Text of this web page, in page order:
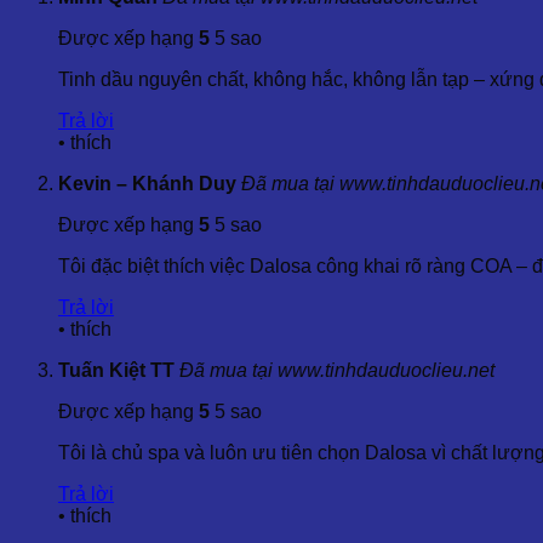
Caryophyllene
(8,24%)
Ledol (7,12%)
Tetracyclo
(5,18%)
Phytol(4,63%)
Các thành phần này không chỉ tạo nên mùi thơm đặc trưng
Tác dụng đối với sức khỏe
Tinh Dầu Đại Bi có nhiều tác dụng trong việc chữa trị các
Chống viêm và kháng khuẩn
trùng tai.
Giảm đau và thư giãn: Tinh Dầu Đại Bi giúp giảm đau
Ngoài công dụng trong y học, Tinh Dầu Đại Bi cũng được
Tinh Dầu Đại Bi có tác dụng:
Được xếp hạng 5 5 sao
Tinh dầu nguyên chất, không hắc, không lẫn tạp – xứng
Trả lời
• thích
Kevin – Khánh Duy Đã mua tại
Được xếp hạng 5 5 sao
Tôi đặc biệt thích việc Dalosa công khai rõ ràng COA –
Trả lời
• thích
Tuấn Kiệt TT Đã mua tại www.tinhdauduoclieu.net
Được xếp hạng 5 5 sao
Tôi là chủ spa và luôn ưu tiên chọn Dalosa vì chất
Trả lời
• thích